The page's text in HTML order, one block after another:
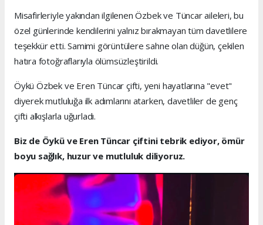
Misafirleriyle yakından ilgilenen Özbek ve Tüncar aileleri, bu
özel günlerinde kendilerini yalnız bırakmayan tüm davetlilere
teşekkür etti. Samimi görüntülere sahne olan düğün, çekilen
hatıra fotoğraflarıyla ölümsüzleştirildi.
Öykü Özbek ve Eren Tüncar çifti, yeni hayatlarına "evet"
diyerek mutluluğa ilk adımlarını atarken, davetliler de genç
çifti alkışlarla uğurladı.
Biz de Öykü ve Eren Tüncar çiftini tebrik ediyor, ömür
boyu sağlık, huzur ve mutluluk diliyoruz.